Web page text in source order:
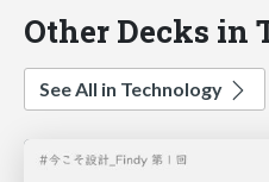
Other Decks in
See All in Technology